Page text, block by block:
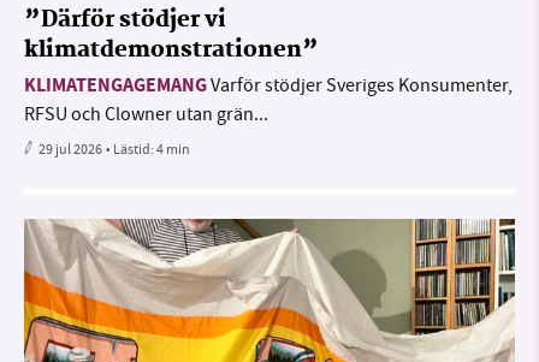
”Därför stödjer vi
klimatdemonstrationen”
KLIMATENGAGEMANGVarför stödjer Sveriges Konsumenter,
RFSU och Clowner utan grän...
29 jul 2026• Lästid:4 min